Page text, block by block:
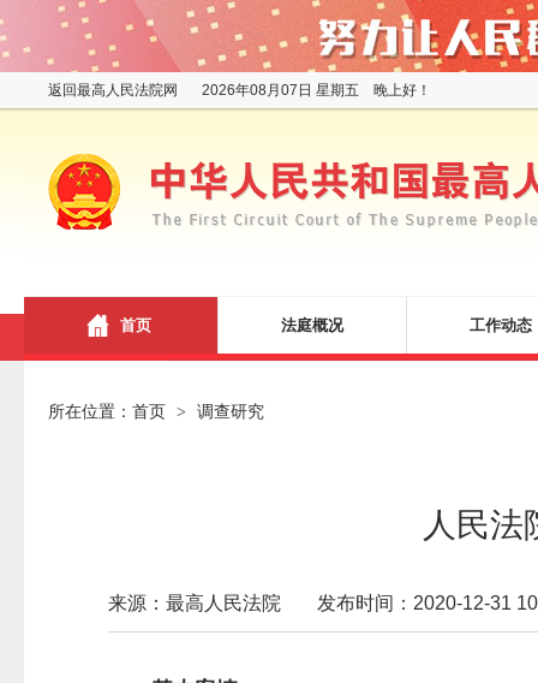
返回最高人民法院网 2026年08月07日 星期五 晚上好！
首页 法庭概况 工作动态
所在位置： 首页 > 调查研究
人民法
来源：最高人民法院 发布时间：2020-12-31